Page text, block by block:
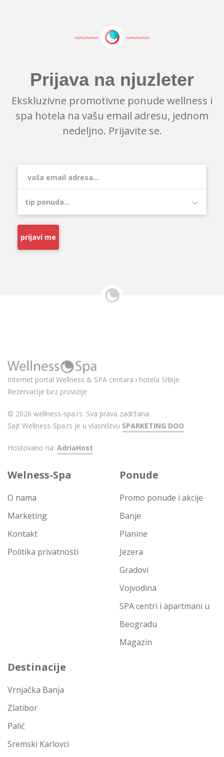
Prijava na njuzleter
Ekskluzivne promotivne ponude wellness i
spa hotela na vašu email adresu, jednom
nedeljno. Prijavite se.
prijavi me
Internet portal Wellness & SPA centara i hotela Srbije.
Rezervacije bez provizije
© 2026 wellness-spa.rs. Sva prava zadržana.
Sajt Wellness-Spa.rs je u vlasništvu SPARKETING DOO
Hostovano na: AdriaHost
Welness-Spa
O nama
Marketing
Kontakt
Politika privatnosti
Ponude
Promo ponude i akcije
Banje
Planine
Jezera
Gradovi
Vojvodina
SPA centri i apartmani u
Beogradu
Magazin
Destinacije
Vrnjačka Banja
Zlatibor
Palić
Sremski Karlovci